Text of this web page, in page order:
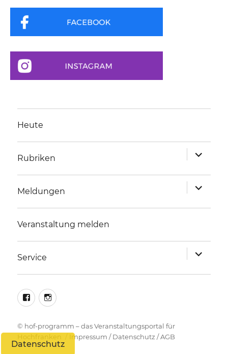
Heute
Rubriken
anzeigen
Meldungen
anzeigen
Veranstaltung melden
Service
anzeigen
facebookinstagram
© hof-programm – das Veranstaltungsportal für
Hochfranken
Impressum /Datenschutz /AGB
Datenschutz